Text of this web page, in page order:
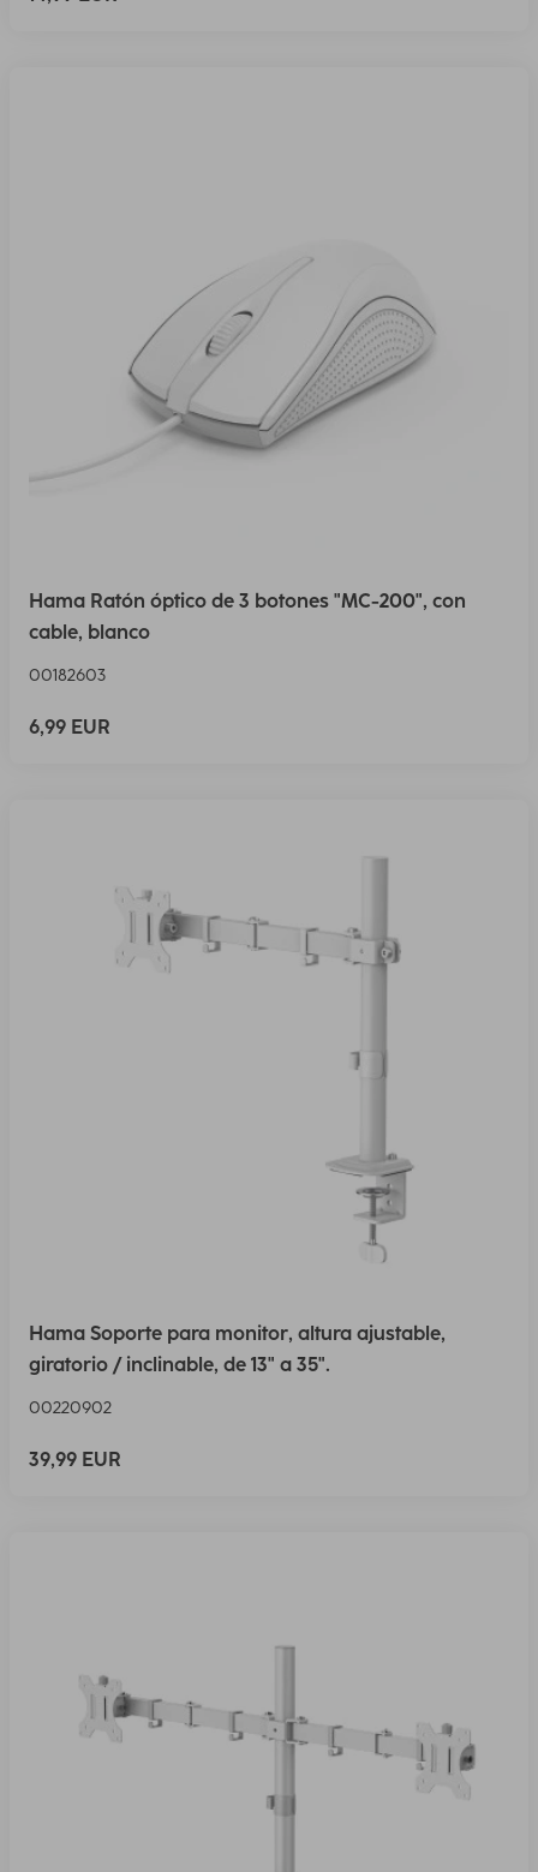
Hama Ratón óptico de 3 botones "MC-200", con
cable, blanco
00182603
6,99 EUR
Hama Soporte para monitor, altura ajustable,
giratorio / inclinable, de 13" a 35".
00220902
39,99 EUR